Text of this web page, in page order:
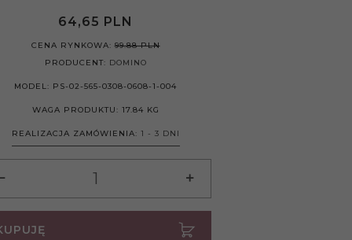
64,65 PLN
CENA RYNKOWA:99.88 PLN
PRODUCENT: DOMINO
MODEL: PS-02-565-0308-0608-1-004
WAGA PRODUKTU: 17.84 KG
REALIZACJA ZAMÓWIENIA: 1 - 3 DNI